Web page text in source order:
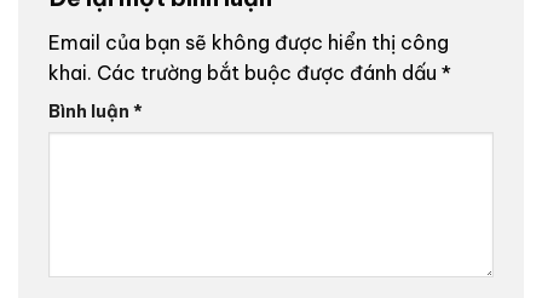
Email của bạn sẽ không được hiển thị công
khai. Các trường bắt buộc được đánh dấu *
Bình luận *